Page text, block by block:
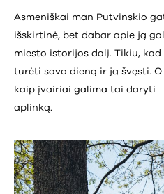
Asmeniškai man Putvinskio
išskirtinė, bet dabar apie ją
miesto istorijos dalį. Tikiu,
turėti savo dieną ir ją švęsti.
kaip įvairiai galima tai daryti
aplinką.